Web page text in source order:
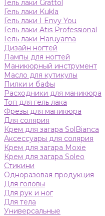
Гель лаки Grattol
Гель лаки Kukla
Гель лаки I Envy You
Гель лаки Atis Professional
Гель лаки Haruyama
Дизайн ногтей
Лампы для ногтей
Маникюрный инструмент
Масло для кутикулы
Пилки и бафы
Расходники для маникюра
Топ для гель лака
Фрезы для маникюра
Для солярия
Крем для загара SolBianca
Аксессуары для солярия
Крем для загара Moxie
Крем для загара Soleo
Стикини
Одноразовая продукция
Для головы
Для рук и ног
Для тела
Универсальные